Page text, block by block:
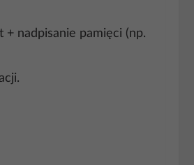
nadpisanie pamięci (np.